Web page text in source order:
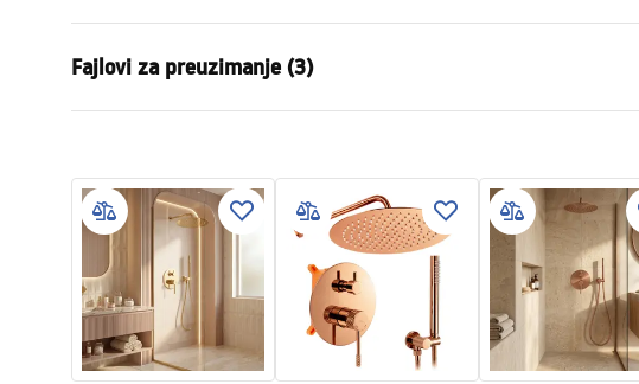
Boja
Tip kabine
Ugao
Naćin otvoranja
Seria
Primo
Montaža
Na tuš kadi ili podu
Visina (mm)
mm
Smjer kabine
Lijevo ili desno
Fajlovi za preuzimanje (3)
WARUNKI BEZPIECZENSTWA
KABINY DRZWI PARAWANY.pdf
Kabina Primo Slide.pdf
Tehnički crtež
PRIMO SLIDE WITH SIDE PANEL.pdf